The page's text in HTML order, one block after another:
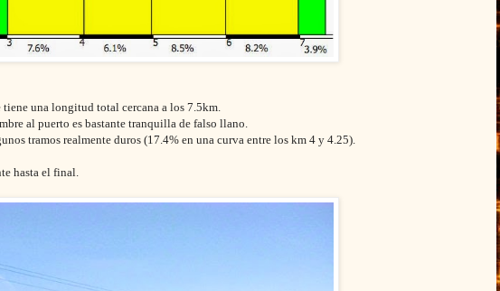
una longitud total cercana a los 7.5km.
al puerto es bastante tranquilla de falso llano.
tramos realmente duros (17.4% en una curva entre los km 4 y 4.25).
hasta el final.